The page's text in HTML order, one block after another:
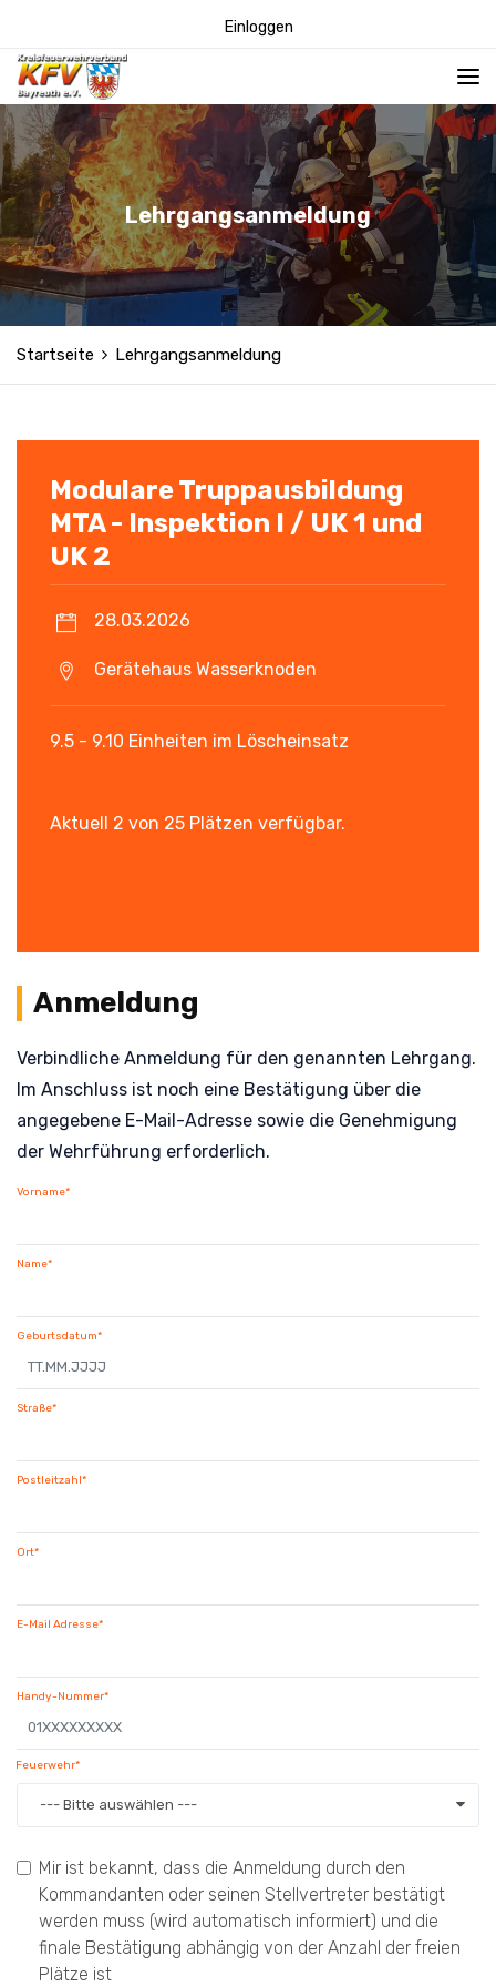
Einloggen
Lehrgangsanmeldung
Startseite Lehrgangsanmeldung
Modulare Truppausbildung
MTA - Inspektion I / UK 1 und
UK 2
28.03.2026
Gerätehaus Wasserknoden
9.5 - 9.10 Einheiten im Löscheinsatz
Aktuell 2 von 25 Plätzen verfügbar.
Anmeldung
Verbindliche Anmeldung für den genannten Lehrgang.
Im Anschluss ist noch eine Bestätigung über die
angegebene E-Mail-Adresse sowie die Genehmigung
der Wehrführung erforderlich.
Vorname*
Name*
Geburtsdatum*
Straße*
Postleitzahl*
Ort*
E-Mail Adresse*
Handy-Nummer*
Feuerwehr*
--- Bitte auswählen ---
Mir ist bekannt, dass die Anmeldung durch den
Kommandanten oder seinen Stellvertreter bestätigt
werden muss (wird automatisch informiert) und die
finale Bestätigung abhängig von der Anzahl der freien
Plätze ist